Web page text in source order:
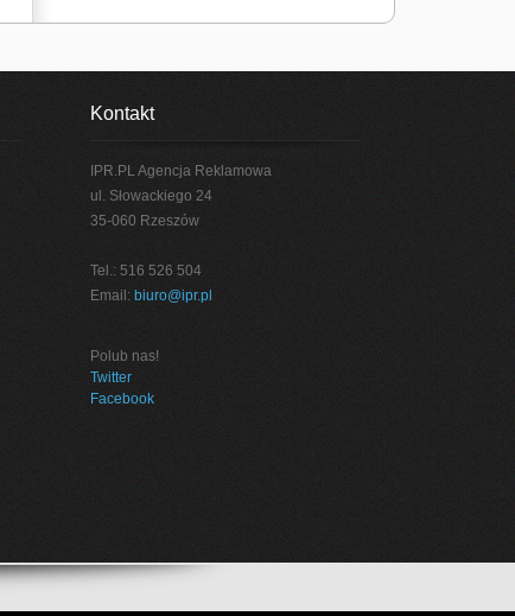
Kontakt
IPR.PL Agencja Reklamowa
ul. Słowackiego 24
35-060 Rzeszów
Tel.: 516 526 504
Email: biuro@ipr.pl
Polub nas!
Twitter
Facebook